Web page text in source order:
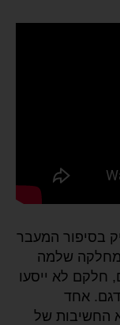
בסיפור המעבר
מחלקה שלמה
ייצרו סה״כ כ-20 רכבים, חלקם לא ייסעו
אחד
החשיבות של